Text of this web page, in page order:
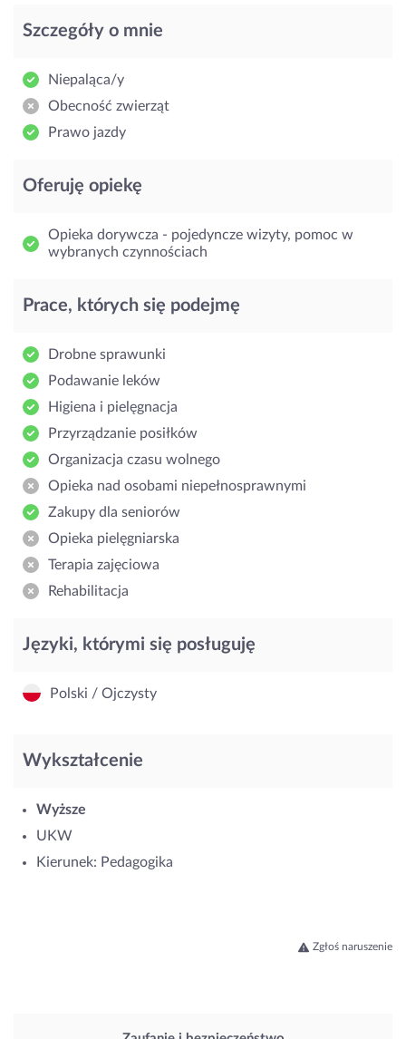
Szczegóły o mnie
Niepaląca/y
Obecność zwierząt
Prawo jazdy
Oferuję opiekę
Opieka dorywcza - pojedyncze wizyty, pomoc w
wybranych czynnościach
Prace, których się podejmę
Drobne sprawunki
Podawanie leków
Higiena i pielęgnacja
Przyrządzanie posiłków
Organizacja czasu wolnego
Opieka nad osobami niepełnosprawnymi
Zakupy dla seniorów
Opieka pielęgniarska
Terapia zajęciowa
Rehabilitacja
Języki, którymi się posługuję
Polski / Ojczysty
Wykształcenie
Wyższe
UKW
Kierunek: Pedagogika
Zgłoś naruszenie